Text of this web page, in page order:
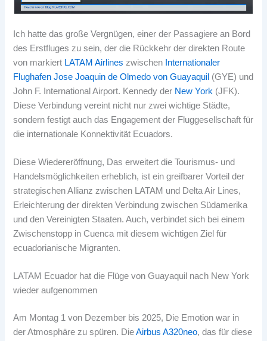
Ich hatte das große Vergnügen, einer der Passagiere an Bord
des Erstfluges zu sein, der die Rückkehr der direkten Route
von markiert LATAM Airlines zwischen Internationaler
Flughafen Jose Joaquin de Olmedo von Guayaquil (GYE) und
John F. International Airport. Kennedy der New York (JFK).
Diese Verbindung vereint nicht nur zwei wichtige Städte,
sondern festigt auch das Engagement der Fluggesellschaft für
die internationale Konnektivität Ecuadors.
Diese Wiedereröffnung, Das erweitert die Tourismus- und
Handelsmöglichkeiten erheblich, ist ein greifbarer Vorteil der
strategischen Allianz zwischen LATAM und Delta Air Lines,
Erleichterung der direkten Verbindung zwischen Südamerika
und den Vereinigten Staaten. Auch, verbindet sich bei einem
Zwischenstopp in Cuenca mit diesem wichtigen Ziel für
ecuadorianische Migranten.
LATAM Ecuador hat die Flüge von Guayaquil nach New York
wieder aufgenommen
Am Montag 1 von Dezember bis 2025, Die Emotion war in
der Atmosphäre zu spüren. DieAirbus A320neo, das für diese